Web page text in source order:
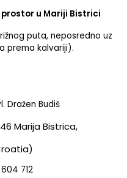
u Mariji Bistrici
puta, neposredno uz
prema kalvariji).
Dražen Budiš
Marija Bistrica,
712